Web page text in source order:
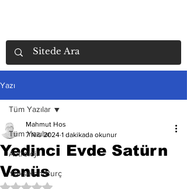
Yazı
Tüm Yazılar
Astroloji
Yükselen Burç
Tüm Yazılar
Yedinci Evde Satürn
Venüs
Mahmut Hos
7 Nis 2024 1 dakikada okunur
5 üzerinden NaN yıldız